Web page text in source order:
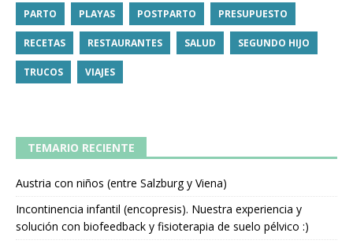
PARTO PLAYAS POSTPARTO PRESUPUESTO
RECETAS RESTAURANTES SALUD SEGUNDO HIJO
TRUCOS VIAJES
TEMARIO RECIENTE
Austria con niños (entre Salzburg y Viena)
Incontinencia infantil (encopresis). Nuestra experiencia y
solución con biofeedback y fisioterapia de suelo pélvico :)